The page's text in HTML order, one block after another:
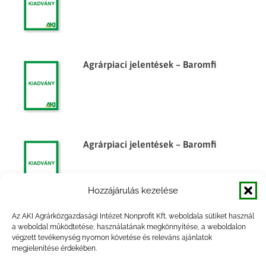
Hozzájárulás kezelése
Az AKI Agrárközgazdasági Intézet Nonprofit Kft. weboldala sütiket használ
a weboldal működtetése, használatának megkönnyítése, a weboldalon
végzett tevékenység nyomon követése és releváns ajánlatok
megjelenítése érdekében.
Agrárpiaci jelentések – Baromfi
Agrárpiaci jelentések – Baromfi
Az élelmiszergazdaság
külkereskedelme, 2014. év